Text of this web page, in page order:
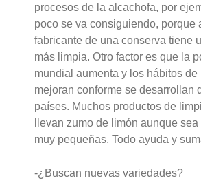
procesos de la alcachofa, por
poco se va consiguiendo, porque
fabricante de una conserva tiene
más limpia. Otro factor es que la
mundial aumenta y los hábitos de
mejoran conforme se desarrollan
países. Muchos productos de
llevan zumo de limón aunque
muy pequeñas. Todo ayuda y
-¿Buscan nuevas variedades?